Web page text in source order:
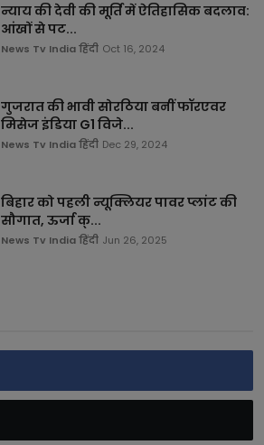
न्याय की देवी की मूर्ति में ऐतिहासिक बदलाव:
आंखों से पट...
News Tv India हिंदी Oct 16, 2024
गुजरात की भावी सोरठिया बनीं फॉरएवर
मिसेज इंडिया G1 विजे...
News Tv India हिंदी Dec 29, 2024
बिहार को पहली न्यूक्लियर पावर प्लांट की
सौगात, ऊर्जा क्...
News Tv India हिंदी Jun 26, 2025